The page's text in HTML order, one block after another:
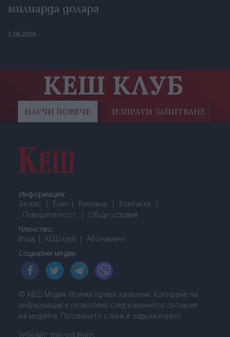
милиарда долара
3.08.2026
КЕШ КЛУБ
НАУЧИ ПОВЕЧЕ ИЗПРАТИ ЗАПИТВАНЕ
Информация:
За нас
Екип Реклама
Контакти
Поверителност
Общи условия
Членство:
Вход
КЕШ клуб Абонамент
Социални медии
© КЕШ Медия. Всички права запазени. Копиране на
информация е позволено след изричното съгласие
на медията. Ползването с линк е задължително.
Уебсайт: min.solutions